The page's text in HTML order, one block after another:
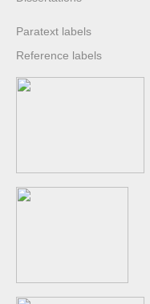
Paratext labels
Reference labels